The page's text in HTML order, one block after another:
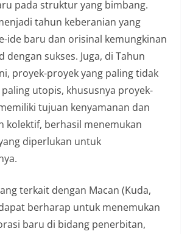
pada struktur yang bimbang.
tahun keberanian yang
ide baru dan orisinal kemungkinan
dengan sukses. Juga, di Tahun
proyek-proyek yang paling tidak
utopis, khususnya proyek-
tujuan kenyamanan dan
kolektif, berhasil menemukan
diperlukan untuk
terkait dengan Macan (Kuda,
berharap untuk menemukan
baru di bidang penerbitan,